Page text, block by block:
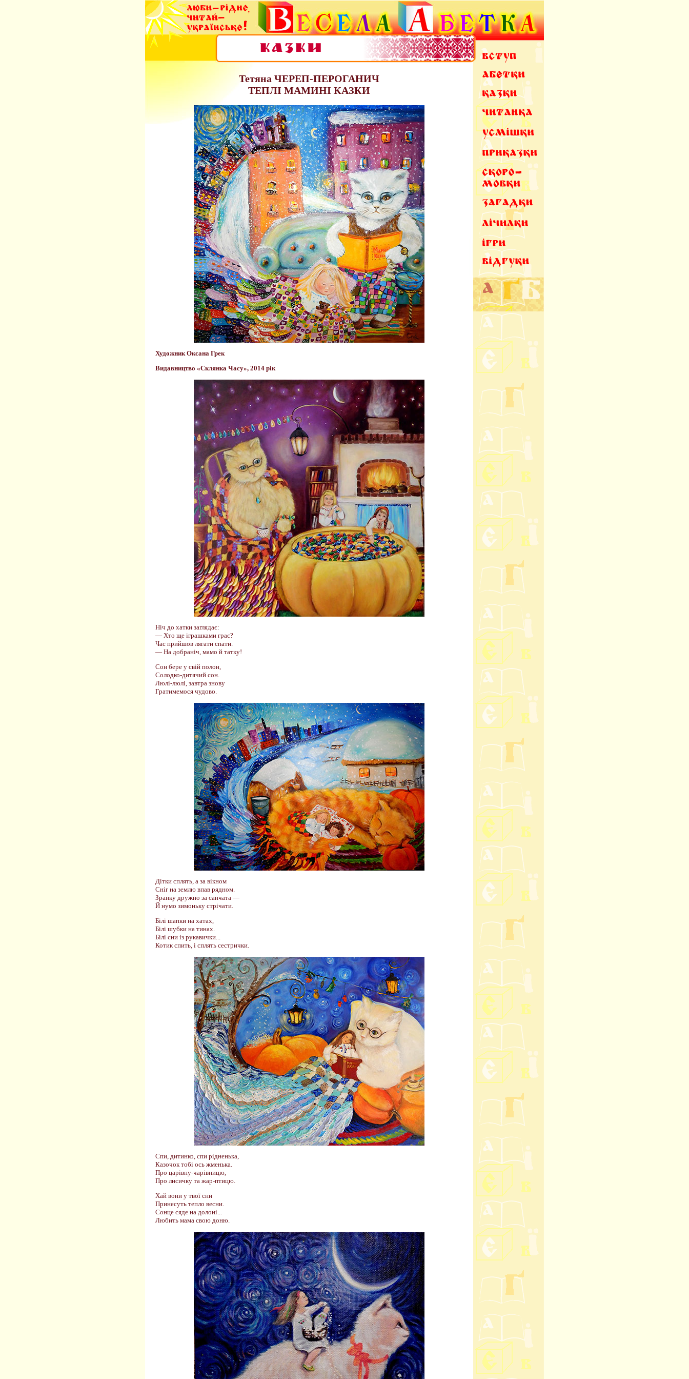
Тетяна ЧЕРЕП-ПЕРОГАНИЧ
ТЕПЛІ МАМИНІ КАЗКИ
Художник Оксана Грек
Видавництво «Склянка Часу», 2014 рік
Ніч до хатки заглядає:
— Хто ще іграшками грає?
Час прийшов лягати спати.
— На добраніч, мамо й татку!
Сон бере у свій полон,
Солодко-дитячий сон.
Люлі-люлі, завтра знову
Гратимемося чудово.
Дітки сплять, а за вікном
Сніг на землю впав рядном.
Зранку дружно за санчата —
Й нумо зимоньку стрічати.
Білі шапки на хатах,
Білі шубки на тинах.
Білі сни із рукавички...
Котик спить, і сплять сестрички.
Спи, дитинко, спи рідненька,
Казочок тобі ось жменька.
Про царівну-чарівницю,
Про лисичку та жар-птицю.
Хай вони у твої сни
Принесуть тепло весни.
Сонце сяде на долоні...
Любить мама свою доню.